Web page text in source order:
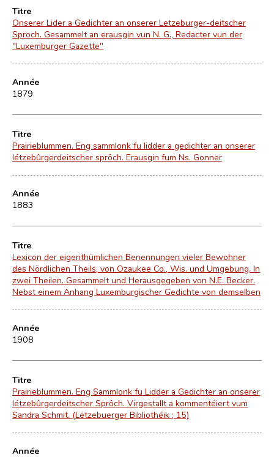
Titre
Onserer Lider a Gedichter an onserer Letzeburger-deitscher
Sproch. Gesammelt an erausgin vun N. G., Redacter vun der
"Luxemburger Gazette"
Année
1879
Titre
Prairieblummen. Eng sammlonk fu lidder a gedichter an onserer
létzebûrgerdeitscher sprôch. Erausgin fum Ns. Gonner
Année
1883
Titre
Lexicon der eigenthümlichen Benennungen vieler Bewohner
des Nördlichen Theils, von Ozaukee Co., Wis. und Umgebung. In
zwei Theilen. Gesammelt und Herausgegeben von N.E. Becker.
Nebst einem Anhang Luxemburgischer Gedichte von demselben
Année
1908
Titre
Prairieblummen. Eng Sammlonk fu Lidder a Gedichter an onserer
létzebûrgerdeitscher Sprôch. Virgestallt a kommentéiert vum
Sandra Schmit. (Lëtzebuerger Bibliothéik ; 15)
Année